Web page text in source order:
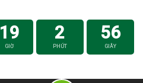
19
GIỜ
2
PHÚT
56
GIÂY